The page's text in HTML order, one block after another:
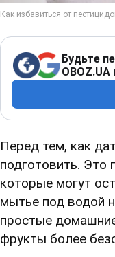
Будьте
OBOZ.UA
Перед тем, как
подготовить.
которые могут
мытье под водой
простые
фрукты более